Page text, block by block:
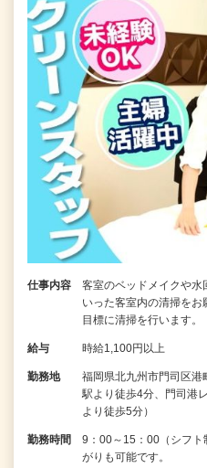
仕事内容
客室のベッドメイクや水
いった客室内の清掃を
目標に清掃を行います
給与 時給1,100円以上
勤務地
福岡県北九州市門司区港
駅より徒歩4分、門司港
より徒歩5分）
勤務時間
9：00～15：00（シフ
がりも可能です。